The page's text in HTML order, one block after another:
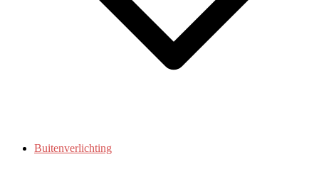
Buitenverlichting